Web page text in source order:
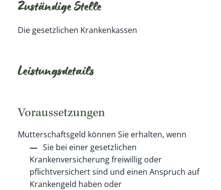
Zuständige Stelle
Die gesetzlichen Krankenkassen
Leistungsdetails
Voraussetzungen
Mutterschaftsgeld können Sie erhalten, wenn
Sie bei einer gesetzlichen
Krankenversicherung freiwillig oder
pflichtversichert sind und einen Anspruch auf
Krankengeld haben oder